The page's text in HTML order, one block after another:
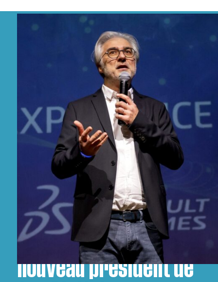
Frédéric Vacher,
nouveau président de